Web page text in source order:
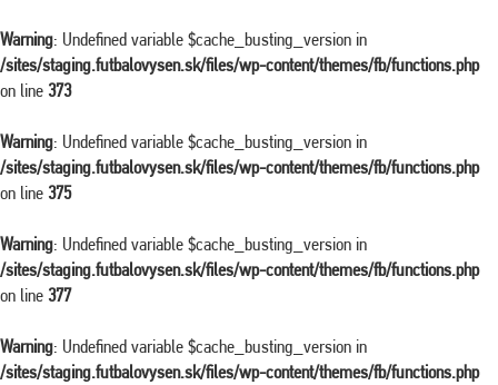
Warning: Undefined variable $cache_busting_version in
/sites/staging.futbalovysen.sk/files/wp-content/themes/fb/functions.php
on line 373
Warning: Undefined variable $cache_busting_version in
/sites/staging.futbalovysen.sk/files/wp-content/themes/fb/functions.php
on line 375
Warning: Undefined variable $cache_busting_version in
/sites/staging.futbalovysen.sk/files/wp-content/themes/fb/functions.php
on line 377
Warning: Undefined variable $cache_busting_version in
/sites/staging.futbalovysen.sk/files/wp-content/themes/fb/functions.php